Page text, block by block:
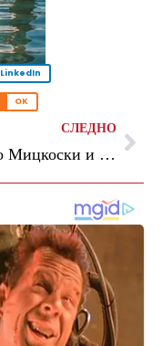
LinkedIn
OK
СЛЕДНО
Зошто Мицкоски и Филков не ги испраќаат документите за екстрадиција на Груевски, прашуваат од СДСМ